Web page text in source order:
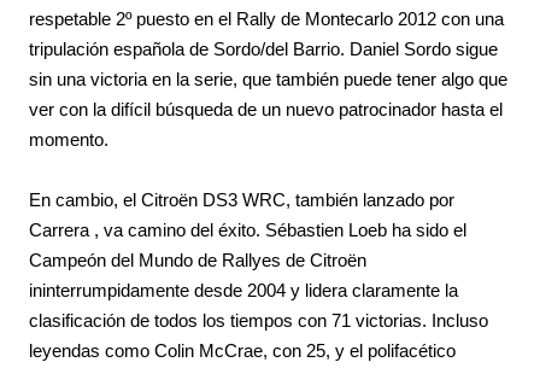
respetable 2º puesto en el Rally de Montecarlo 2012 con una
tripulación española de Sordo/del Barrio. Daniel Sordo sigue
sin una victoria en la serie, que también puede tener algo que
ver con la difícil búsqueda de un nuevo patrocinador hasta el
momento.
En cambio, el Citroën DS3 WRC, también lanzado por
Carrera , va camino del éxito. Sébastien Loeb ha sido el
Campeón del Mundo de Rallyes de Citroën
ininterrumpidamente desde 2004 y lidera claramente la
clasificación de todos los tiempos con 71 victorias. Incluso
leyendas como Colin McCrae, con 25, y el polifacético